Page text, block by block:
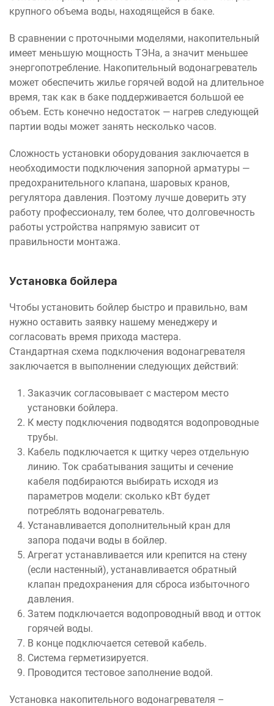
крупного объема воды, находящейся в баке.
В сравнении с проточными моделями, накопительный
имеет меньшую мощность ТЭНа, а значит меньшее
энергопотребление. Накопительный водонагреватель
может обеспечить жилье горячей водой на длительное
время, так как в баке поддерживается большой ее
объем. Есть конечно недостаток — нагрев следующей
партии воды может занять несколько часов.
Сложность установки оборудования заключается в
необходимости подключения запорной арматуры —
предохранительного клапана, шаровых кранов,
регулятора давления. Поэтому лучше доверить эту
работу профессионалу, тем более, что долговечность
работы устройства напрямую зависит от
правильности монтажа.
Установка бойлера
Чтобы установить бойлер быстро и правильно, вам
нужно оставить заявку нашему менеджеру и
согласовать время прихода мастера.
Стандартная схема подключения водонагревателя
заключается в выполнении следующих действий:
Заказчик согласовывает с мастером место
установки бойлера.
К месту подключения подводятся водопроводные
трубы.
Кабель подключается к щитку через отдельную
линию. Ток срабатывания защиты и сечение
кабеля подбираются выбирать исходя из
параметров модели: сколько кВт будет
потреблять водонагреватель.
Устанавливается дополнительный кран для
запора подачи воды в бойлер.
Агрегат устанавливается или крепится на стену
(если настенный), устанавливается обратный
клапан предохранения для сброса избыточного
давления.
Затем подключается водопроводный ввод и отток
горячей воды.
В конце подключается сетевой кабель.
Система герметизируется.
Проводится тестовое заполнение водой.
Установка накопительного водонагревателя –